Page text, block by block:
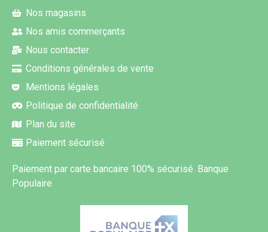
Nos magasins
Nos amis commerçants
Nous contacter
Conditions générales de vente
Mentions légales
Politique de confidentialité
Plan du site
Paiement sécurisé
Paiement par carte bancaire 100% sécurisé. Banque
Populaire